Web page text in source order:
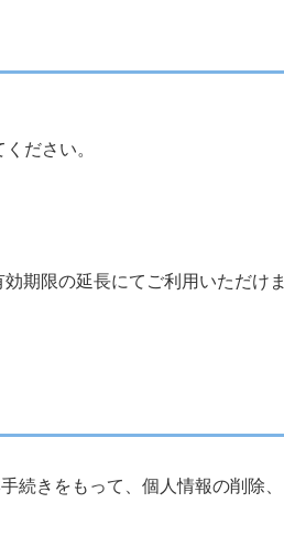
ださい。
期限の延長にてご利用いただけま
続きをもって、個人情報の削除、